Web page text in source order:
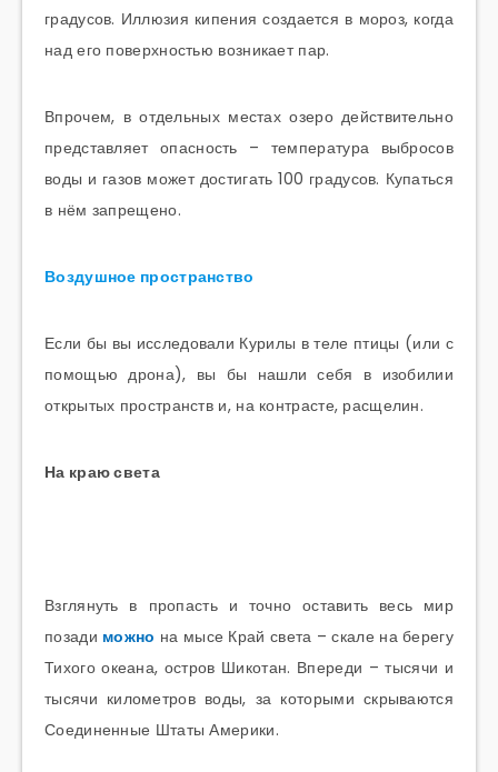
градусов. Иллюзия кипения создается в мороз, когда
над его поверхностью возникает пар.
Впрочем, в отдельных местах озеро действительно
представляет опасность – температура выбросов
воды и газов может достигать 100 градусов. Купаться
в нём запрещено.
Воздушное пространство
Если бы вы исследовали Курилы в теле птицы (или с
помощью дрона), вы бы нашли себя в изобилии
открытых пространств и, на контрасте, расщелин.
На краю света
Взглянуть в пропасть и точно оставить весь мир
позади можно на мысе Край света – скале на берегу
Тихого океана, остров Шикотан. Впереди – тысячи и
тысячи километров воды, за которыми скрываются
Соединенные Штаты Америки.